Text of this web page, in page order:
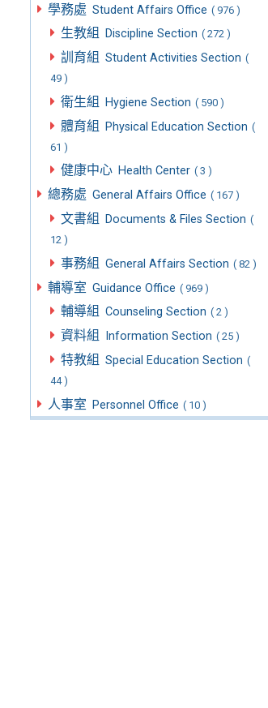
學務處 Student Affairs Office ( 976 )
生教組 Discipline Section ( 272 )
訓育組 Student Activities Section (
49 )
衛生組 Hygiene Section ( 590 )
體育組 Physical Education Section (
61 )
健康中心 Health Center ( 3 )
總務處 General Affairs Office ( 167 )
文書組 Documents & Files Section (
12 )
事務組 General Affairs Section ( 82 )
輔導室 Guidance Office ( 969 )
輔導組 Counseling Section ( 2 )
資料組 Information Section ( 25 )
特教組 Special Education Section (
44 )
人事室 Personnel Office ( 10 )